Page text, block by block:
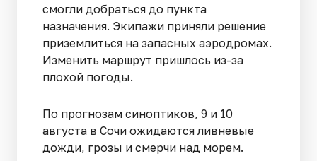
смогли добраться до пункта
назначения. Экипажи приняли решение
приземлиться на запасных аэродромах.
Изменить маршрут пришлось из-за
плохой погоды.
По прогнозам синоптиков, 9 и 10
августа в Сочи ожидаются ливневые
дожди, грозы и смерчи над морем.